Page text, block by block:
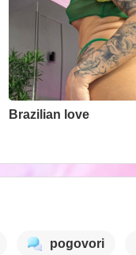
Brazilian love
pogovori